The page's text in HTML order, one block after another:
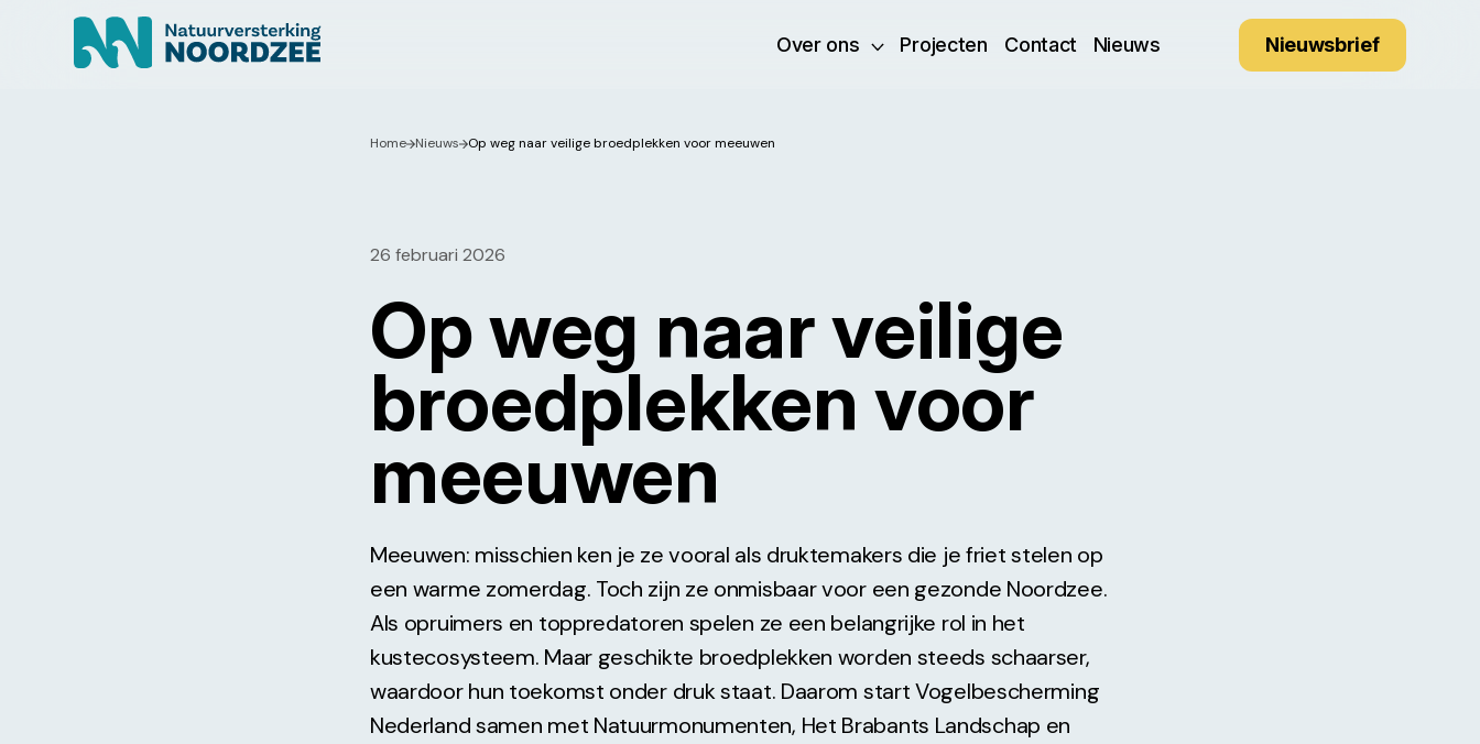
Over ons Projecten Contact Nieuws Nieuwsbrief
Home Nieuws Op weg naar veilige broedplekken voor meeuwen
26 februari 2026
Op weg naar veilige
broedplekken voor
meeuwen
Meeuwen: misschien ken je ze vooral als druktemakers die je friet stelen op
een warme zomerdag. Toch zijn ze onmisbaar voor een gezonde Noordzee.
Als opruimers en toppredatoren spelen ze een belangrijke rol in het
kustecosysteem. Maar geschikte broedplekken worden steeds schaarser,
waardoor hun toekomst onder druk staat. Daarom start Vogelbescherming
Nederland samen met Natuurmonumenten, Het Brabants Landschap en